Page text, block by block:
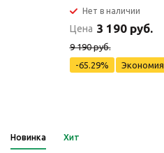
Нет в наличии
Цена 3 190 руб.
9 190 руб.
-65.29%
Экономия
Новинка Хит